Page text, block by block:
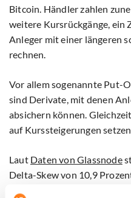
Bitcoin. Händler zahlen
weitere Kursrückgänge, ein
Anleger mit einer längeren
rechnen.
Vor allem sogenannte Put-
sind Derivate, mit denen
absichern können.
auf Kurssteigerungen
Laut Daten von Glassnode
Delta-Skew von 10,9